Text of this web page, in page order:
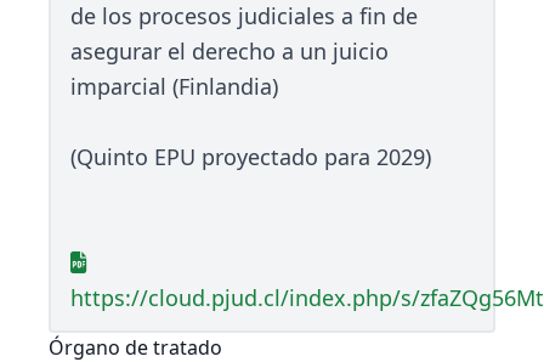
de los procesos judiciales a fin de
asegurar el derecho a un juicio
imparcial (Finlandia)
(Quinto EPU proyectado para 2029)
https://cloud.pjud.cl/index.php/s/
Órgano de tratado